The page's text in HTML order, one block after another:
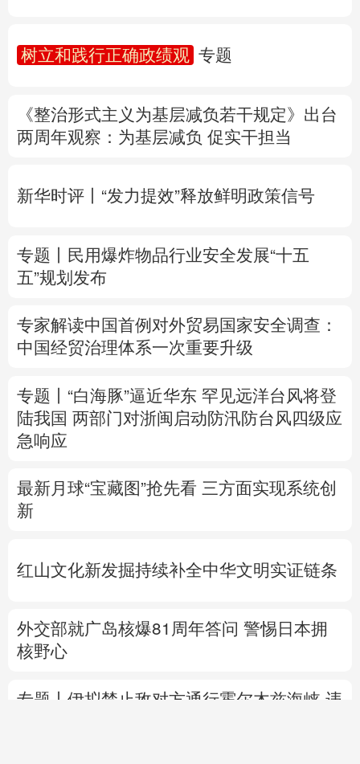
English Español Français عربى
Deutsch Português
树立和践行正确政绩观 专题
《整治形式主义为基层减负若干规定》出台
两周年观察 ：为基层减负 促实干担当
新华时评丨“发力提效”释放鲜明政策信号
专题丨
民用爆炸物品行业安全发展“十五
五”规划发布
专家解读中国首例对外贸易国家安全调查：
中国经贸治理体系一次重要升级
专题丨 “白海豚”逼近华东 罕见远洋台风将登
陆我国 两部门对浙闽启动防汛防台风四级应
急响应
最新月球“宝藏图”抢先看 三方面实现系统创
新
红山文化新发掘持续补全中华文明实证链条
外交部就广岛核爆81周年答问 警惕日本拥
核野心
专题丨 伊拟禁止敌对方通行霍尔木兹海峡 违